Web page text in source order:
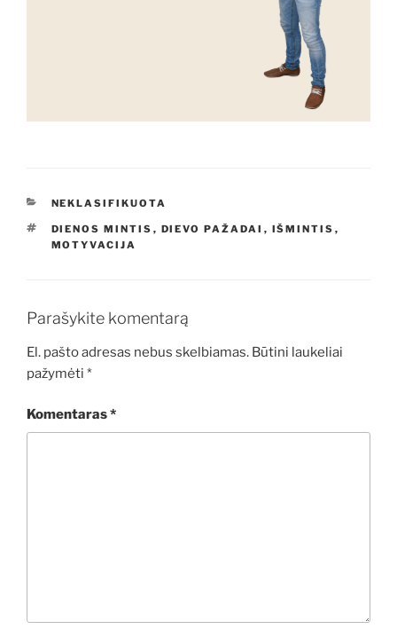
KATEGORIJOS
NEKLASIFIKUOTA
ŽYMOS
DIENOS MINTIS , DIEVO PAŽADAI , IŠMINTIS ,
MOTYVACIJA
Parašykite komentarą
El. pašto adresas nebus skelbiamas. Būtini laukeliai
pažymėti *
Komentaras*